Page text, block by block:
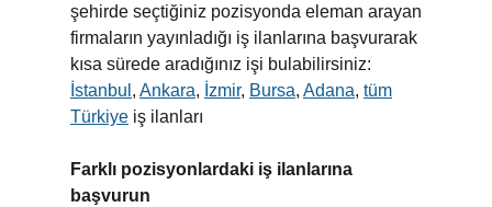
şehirde seçtiğiniz pozisyonda eleman arayan
firmaların yayınladığı iş ilanlarına başvurarak
kısa sürede aradığınız işi bulabilirsiniz:
İstanbul , Ankara, İzmir, Bursa, Adana, tüm
Türkiye iş ilanları
Farklı pozisyonlardaki iş ilanlarına
başvurun